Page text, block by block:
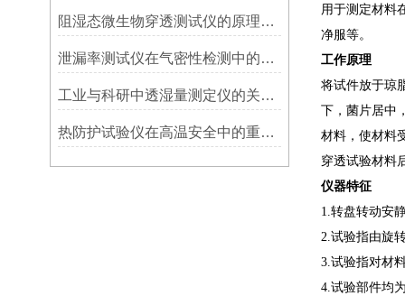
用于测定材料
净服等。
工作原理
将试件放于琼
下，菌片居中
材料，使材料
穿透试验材料
仪器特征
1.转盘转动安
2.试验指由旋
3.试验指对材
4.试验部件均
阻湿态微生物穿透测试仪的原理及应用
泄漏率测试仪在气密性检测中的关键角色
工业与科研中透湿量测定仪的关键应用
热防护试验仪在高温安全中的重要作用